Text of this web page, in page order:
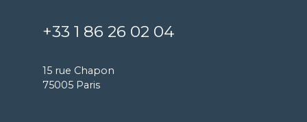
+33 1 86 26 02 04
15 rue Chapon
75005 Paris